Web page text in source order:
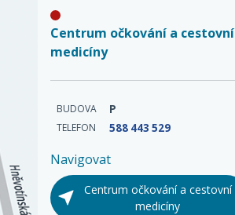
Centrum očkování a cestovní
medicíny
BUDOVA P
TELEFON 588 443 529
Navigovat
Centrum očkování a cestovní
medicíny